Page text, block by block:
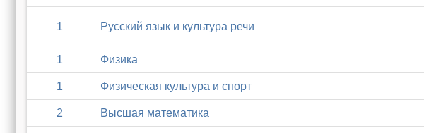
1 Русский язык и культура речи
1 Физика
1 Физическая культура и спорт
2 Высшая математика